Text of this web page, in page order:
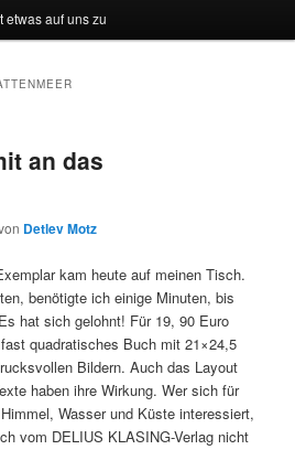
etwas auf uns zu
an das
Detlev Motz
kam heute auf meinen Tisch.
benötigte ich einige Minuten, bis
hat sich gelohnt! Für 19, 90 Euro
quadratisches Buch mit 21×24,5
Bildern. Auch das Layout
haben ihre Wirkung. Wer sich für
Wasser und Küste interessiert,
vom DELIUS KLASING-Verlag nicht